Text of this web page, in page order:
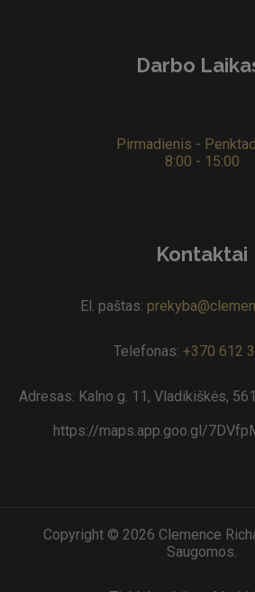
Kontaktai
El. paštas:
Telefonas: +370 612
Adresas: Kalno g. 11, Vladikiškės,
https://maps.app.goo.gl/
Darbo
Pirmadienis -
8:00 - 15:00
Copyright © 2026 Clemence
Saugomos.